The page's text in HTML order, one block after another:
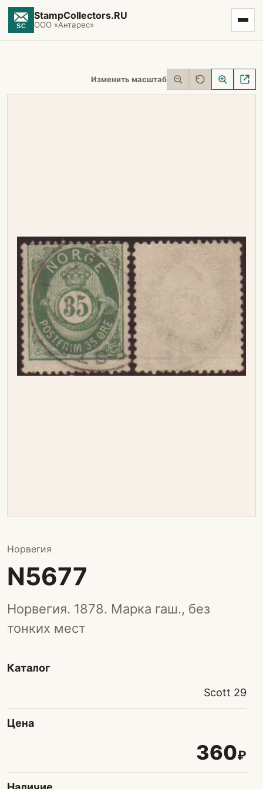
StampCollectors.RU
ООО «Антарес»
Изменить масштаб
Норвегия
N5677
Норвегия. 1878. Марка гаш., без
тонких мест
Каталог
Scott 29
Цена
360₽